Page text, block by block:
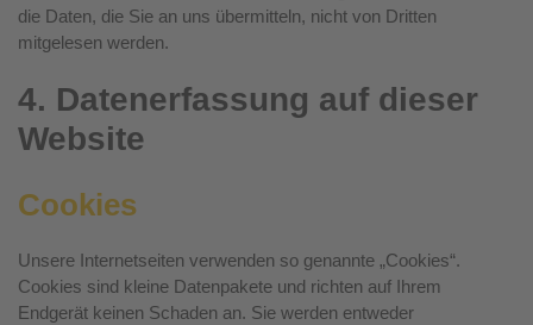
die Daten, die Sie an uns übermitteln, nicht von Dritten
mitgelesen werden.
4. Datenerfassung auf dieser
Website
Cookies
Unsere Internetseiten verwenden so genannte „Cookies“.
Cookies sind kleine Datenpakete und richten auf Ihrem
Endgerät keinen Schaden an. Sie werden entweder